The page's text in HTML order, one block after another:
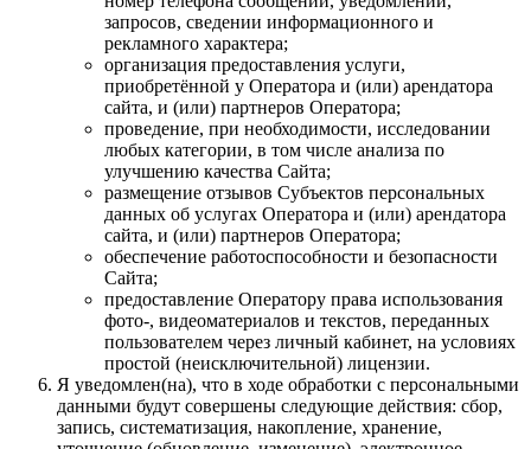
запросов, сведении информационного и
рекламного характера;
организация предоставления услуги,
приобретённой у Оператора и (или) арендатора
сайта, и (или) партнеров Оператора;
проведение, при необходимости, исследовании
любых категории, в том числе анализа по
улучшению качества Сайта;
размещение отзывов Субъектов персональных
данных об услугах Оператора и (или) арендатора
сайта, и (или) партнеров Оператора;
обеспечение работоспособности и безопасности
Сайта;
предоставление Оператору права использования
фото-, видеоматериалов и текстов, переданных
пользователем через личный кабинет, на условиях
простой (неисключительной) лицензии.
Я уведомлен(на), что в ходе обработки с персональными
данными будут совершены следующие действия: сбор,
запись, систематизация, накопление, хранение,